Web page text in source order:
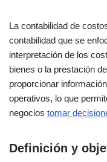
La contabilidad de
contabilidad que se
interpretación de los
bienes o la prestación
proporcionar
operativos, lo que
negocios tomar
Definición y